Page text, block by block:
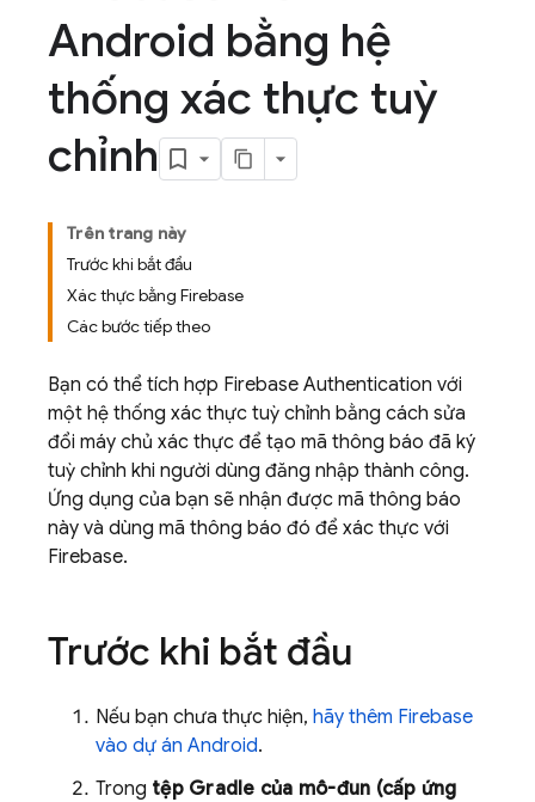
Android bằng hệ
thống xác thực tuỳ
chỉnh
Trên trang này
Trước khi bắt đầu
Xác thực bằng Firebase
Các bước tiếp theo
Bạn có thể tích hợp Firebase Authentication với
một hệ thống xác thực tuỳ chỉnh bằng cách sửa
đổi máy chủ xác thực để tạo mã thông báo đã ký
tuỳ chỉnh khi người dùng đăng nhập thành công.
Ứng dụng của bạn sẽ nhận được mã thông báo
này và dùng mã thông báo đó để xác thực với
Firebase.
Trước khi bắt đầu
Nếu bạn chưa thực hiện, hãy thêm Firebase
vào dự án Android.
Trong tệp Gradle của mô-đun (cấp ứng